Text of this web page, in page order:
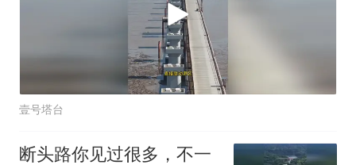
壹号塔台
断头路你见过很多，不一